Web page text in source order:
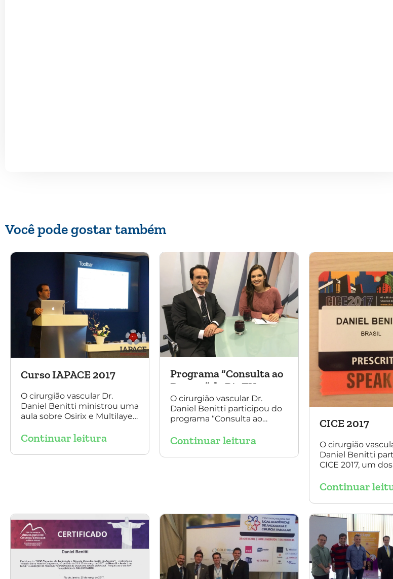
Você pode gostar também
Curso IAPACE 2017
O cirurgião vascular Dr.
Daniel Benitti ministrou uma
aula sobre Osirix e Multilayer
aneurisma no Curso IAPACE
março de 2017).
Continuar leitura
Programa “Consulta ao
Doutor” da Rit TV
O cirurgião vascular Dr.
Daniel Benitti participou do
programa “Consulta ao
jornalista Denise Luque.
Continuar leitura
CICE 2017
O cirurgião
Daniel Benitti
CICE 2017, um
endovascular do
aula sobre a
brasileira no
aneurismas com a
endoprótese
de 200 pacientes
sem nenhum caso
paraplegia!
Continuar